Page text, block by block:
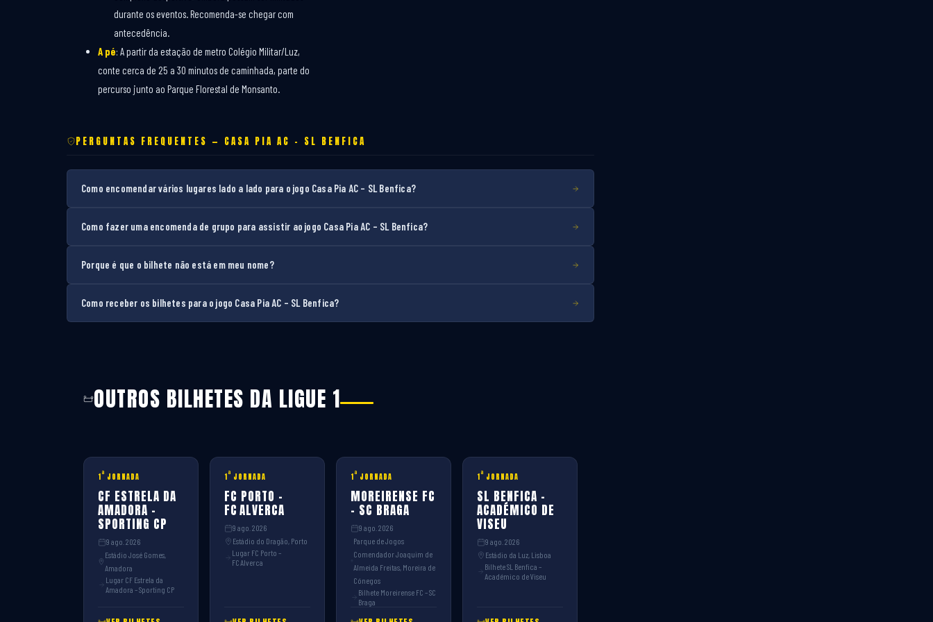
durante os eventos. Recomenda-se chegar com
antecedência.
A pé: A partir da estação de metro Colégio Militar/Luz,
conte cerca de 25 a 30 minutos de caminhada, parte do
percurso junto ao Parque Florestal de Monsanto.
PERGUNTAS FREQUENTES — CASA PIA AC – SL BENFICA
Como encomendar vários lugares lado a lado para o jogo Casa Pia AC – SL Benfica?
Como fazer uma encomenda de grupo para assistir ao jogo Casa Pia AC – SL Benfica?
Porque é que o bilhete não está em meu nome?
Como receber os bilhetes para o jogo Casa Pia AC – SL Benfica?
OUTROS BILHETES DA LIGUE 1
1ª JORNADA
CF ESTRELA DA
AMADORA –
SPORTING CP
9 ago. 2026
Estádio José Gomes,
Amadora
Lugar CF Estrela da
Amadora – Sporting CP
1ª JORNADA
FC PORTO –
FC ALVERCA
9 ago. 2026
Estádio do Dragão, Porto
Lugar FC Porto –
FC Alverca
1ª JORNADA
MOREIRENSE FC
– SC BRAGA
9 ago. 2026
Parque de Jogos
Comendador Joaquim de
Almeida Freitas, Moreira de
Cónegos
Bilhete Moreirense FC – SC
Braga
1ª JORNADA
SL BENFICA –
ACADÉMICO DE
VISEU
9 ago. 2026
Estádio da Luz, Lisboa
Bilhete SL Benfica –
Académico de Viseu